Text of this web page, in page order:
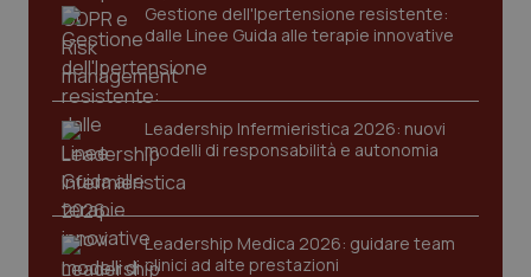
Gestione dell'Ipertensione resistente:
dalle Linee Guida alle terapie innovative
Leadership Infermieristica 2026: nuovi
modelli di responsabilità e autonomia
Leadership Medica 2026: guidare team
clinici ad alte prestazioni
www.quotidianosanita.it